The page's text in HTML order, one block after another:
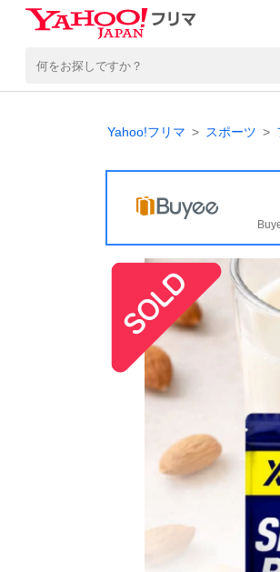
Yahoo!フリマ スポーツ